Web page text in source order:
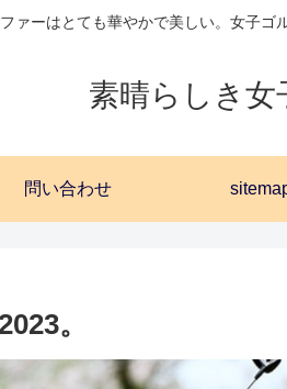
ァーはとても華やかで美しい。女子ゴ
素晴らしき女
問い合わせ
。